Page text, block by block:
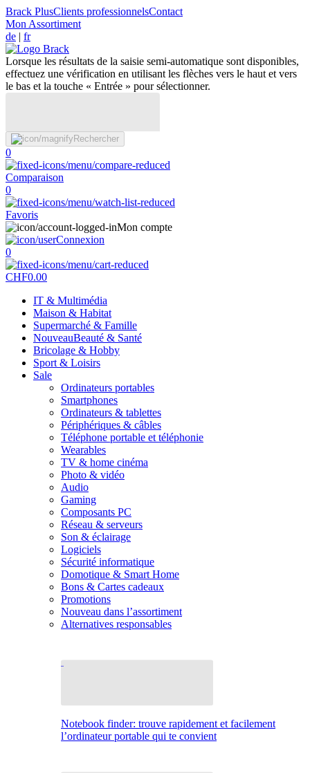
Brack PlusClients professionnelsContact
Mon Assortiment
de | fr
Lorsque les résultats de la saisie semi-automatique sont disponibles,
effectuez une vérification en utilisant les flèches vers le haut et vers
le bas et la touche « Entrée » pour sélectionner.
Rechercher
0
Comparaison
0
Favoris
Mon compte
Connexion
0
CHF0.00
IT & Multimédia
Maison & Habitat
Supermarché & Famille
NouveauBeauté & Santé
Bricolage & Hobby
Sport & Loisirs
Sale
Ordinateurs portables
Smartphones
Ordinateurs & tablettes
Périphériques & câbles
Téléphone portable et téléphonie
Wearables
TV & home cinéma
Photo & vidéo
Audio
Gaming
Composants PC
Réseau & serveurs
Son & éclairage
Logiciels
Sécurité informatique
Domotique & Smart Home
Bons & Cartes cadeaux
Promotions
Nouveau dans l’assortiment
Alternatives responsables
Notebook finder: trouve rapidement et facilement
l’ordinateur portable qui te convient